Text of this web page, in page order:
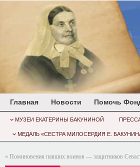
Главная Новости Помочь
МУЗЕИ ЕКАТЕРИНЫ БАКУНИНОЙ
МЕДАЛЬ «СЕСТРА МИЛОСЕРДИЯ Е.
« Поминовения павших воинов — защитников